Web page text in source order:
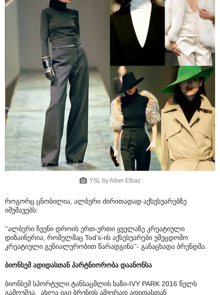
YSL by Alber Elbaz
როგორც ცნობილია, ალბერი ძირითადად აქსესუარებზე
იმუშავებს:
‘’ალბერი ჩვენი დროის ერთ-ერთი ყველაზე კრეატიული
დიზაინერია, რომელმაც Tod’s-ის აქსესუარები უშეცდომო
კრეატიული გენიალურობით წარადგინა’’- განაცხადა ბრენდმა.
ბიონსემ ადიდასთან პარტნიორობა დაანონსა
ბიონსემ სპორტული ტანსაცმლის ხაზი-IVY PARK 2016 წელს
გამოუშვა. ახლა იგი ბრენდს ამჟერად ადიდასთან